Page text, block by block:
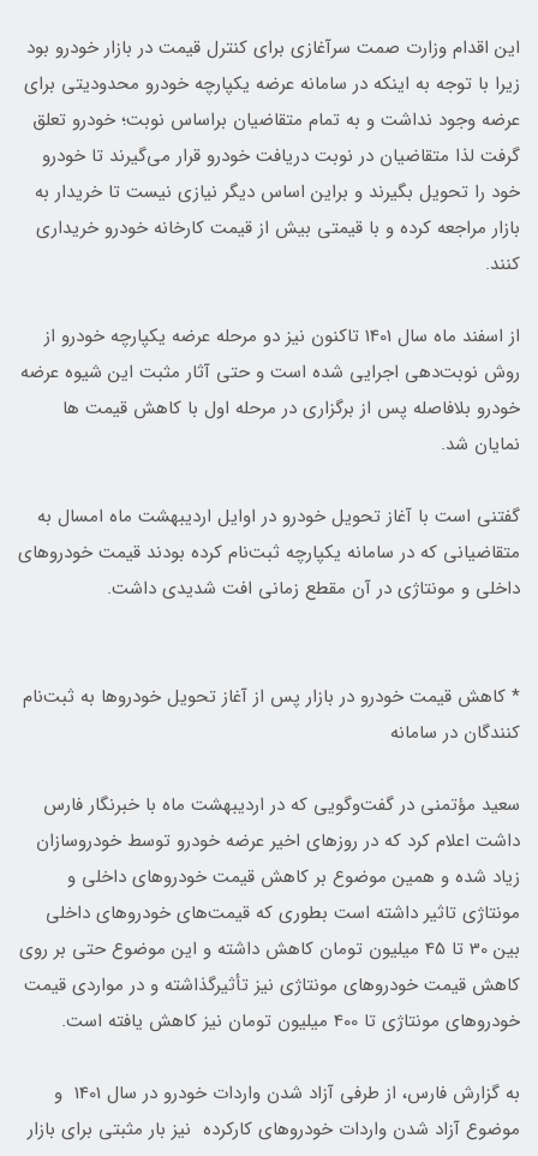
این اقدام وزارت صمت سرآغازی برای کنترل قیمت در بازار خودرو بود
زیرا با توجه به اینکه در سامانه عرضه یکپارچه خودرو محدودیتی برای
عرضه وجود نداشت و به تمام متقاضیان براساس نوبت؛ خودرو تعلق
گرفت لذا متقاضیان در نوبت دریافت خودرو قرار می‌گیرند تا خودرو
خود را تحویل بگیرند و براین اساس دیگر نیازی نیست تا خریدار به
بازار مراجعه کرده و با قیمتی بیش از قیمت کارخانه خودرو خریداری
کنند.
از اسفند ماه سال 1401 تاکنون نیز دو مرحله عرضه یکپارچه خودرو از
روش نوبت‌دهی اجرایی شده است و حتی آثار مثبت این شیوه عرضه
خودرو بلافاصله پس از برگزاری در مرحله اول با کاهش قیمت ها
نمایان شد.
گفتنی است با آغاز تحویل خودرو در اوایل اردیبهشت ماه امسال به
متقاضیانی که در سامانه یکپارچه ثبت‌نام کرده بودند قیمت خودرو‌های
داخلی و مونتاژی در آن مقطع زمانی افت شدیدی داشت.
* کاهش قیمت خودرو در بازار پس از آغاز تحویل خودروها به ثبت‌نام
کنندگان در سامانه
سعید مؤتمنی در گفت‌وگویی که در اردیبهشت ماه با خبرنگار فارس
داشت اعلام کرد که در روزهای اخیر عرضه خودرو توسط خودروسازان
زیاد شده و همین موضوع بر کاهش قیمت خودروهای داخلی و
مونتاژی تاثیر داشته است بطوری که قیمت‌های خودروهای داخلی
بین 30 تا 45 میلیون تومان کاهش داشته و این موضوع حتی بر روی
کاهش قیمت خودروهای مونتاژی نیز تأثیرگذاشته و در مواردی قیمت‌
خودروهای مونتاژی تا 400 میلیون تومان نیز کاهش یافته است.
به گزارش فارس، از طرفی آزاد شدن واردات خودرو در سال 1401 و
موضوع آزاد شدن واردات خودروهای کارکرده نیز بار مثبتی برای بازار